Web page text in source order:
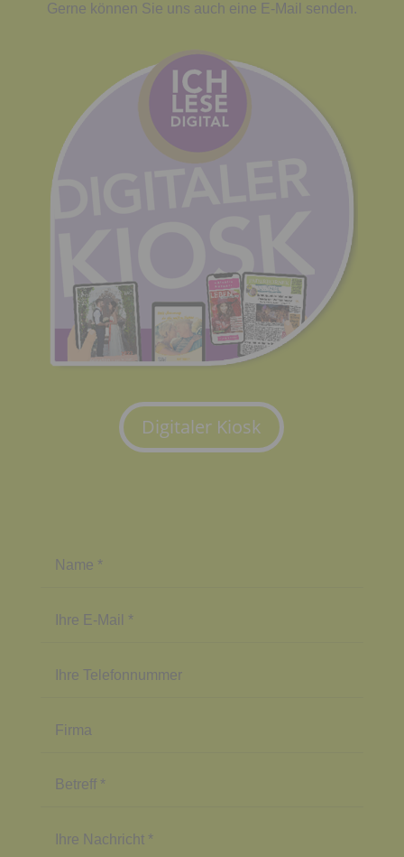
Gerne können Sie uns auch eine E-Mail senden.
Digitaler Kiosk